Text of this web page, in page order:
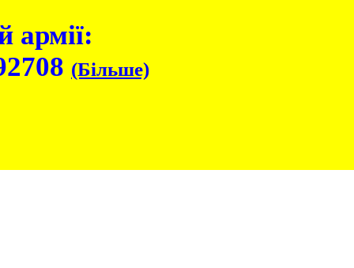
армії:
(Більше)